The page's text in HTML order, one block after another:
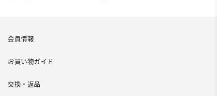
会員情報
お買い物ガイド
交換・返品